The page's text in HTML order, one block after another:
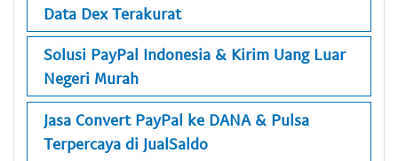
Data Dex Terakurat
Solusi PayPal Indonesia & Kirim Uang Luar
Negeri Murah
Jasa Convert PayPal ke DANA & Pulsa
Terpercaya di JualSaldo